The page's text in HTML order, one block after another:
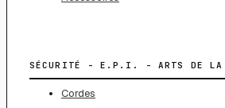
SÉCURITÉ - E.P.I. - ARTS DE LA
Cordes